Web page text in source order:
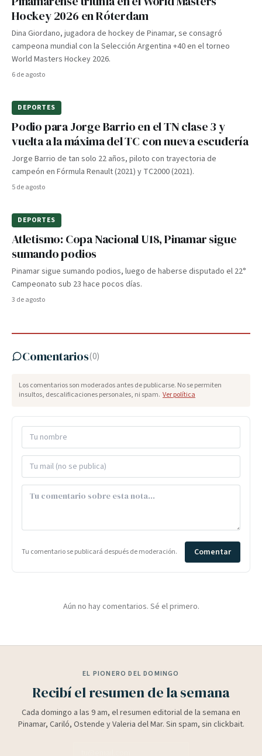
Hockey 2026 en Róterdam
Dina Giordano, jugadora de hockey de Pinamar, se consagró
campeona mundial con la Selección Argentina +40 en el torneo
World Masters Hockey 2026.
6 de agosto
DEPORTES
Podio para Jorge Barrio en el TN clase 3 y
vuelta a la máxima del TC con nueva escudería
Jorge Barrio de tan solo 22 años, piloto con trayectoria de
campeón en Fórmula Renault (2021) y TC2000 (2021).
5 de agosto
DEPORTES
Atletismo: Copa Nacional U18, Pinamar sigue
sumando podios
Pinamar sigue sumando podios, luego de haberse disputado el 22°
Campeonato sub 23 hace pocos días.
3 de agosto
Comentarios(0)
Los comentarios son moderados antes de publicarse. No se permiten
insultos, descalificaciones personales, ni spam. Ver política
Tu comentario se publicará después de moderación. Comentar
Aún no hay comentarios. Sé el primero.
EL PIONERO DEL DOMINGO
Recibí el resumen de la semana
Cada domingo a las 9 am, el resumen editorial de la semana en
Pinamar, Cariló, Ostende y Valeria del Mar. Sin spam, sin clickbait.